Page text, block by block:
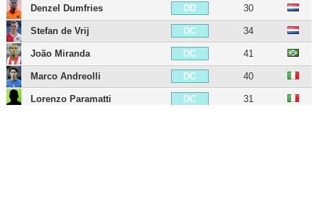
Denzel Dumfries DD 30
Stefan de Vrij DC 34
João Miranda DC 41
Marco Andreolli DC 40
Lorenzo Paramatti DC 31